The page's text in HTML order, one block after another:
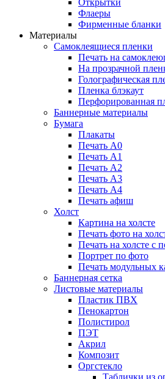
Открытки
Флаеры
Фирменные бланки
Материалы
Самоклеящиеся пленки
Печать на
На прозрачной
Голографическая
Пленка блэкаут
Перфорированная
Баннерные материалы
Бумага
Плакаты
Печать А0
Печать А1
Печать А2
Печать А3
Печать А4
Печать афиш
Холст
Картина на холсте
Печать фото на
Печать на холсте с
Портрет по фото
Печать модульных
Баннерная сетка
Листовые материалы
Пластик ПВХ
Пенокартон
Полистирол
ПЭТ
Акрил
Композит
Оргстекло
Таблички из